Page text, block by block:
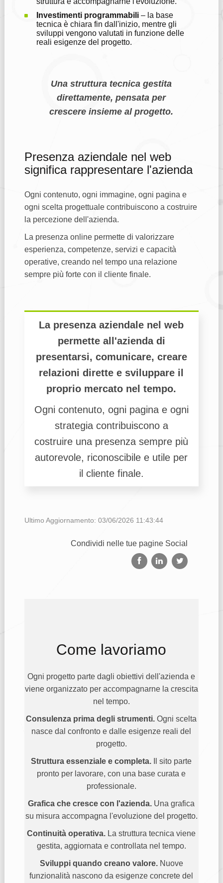
Investimenti programmabili– la base
tecnica è chiara fin dall'inizio, mentre gli
sviluppi vengono valutati in funzione delle
reali esigenze del progetto.
Una struttura tecnica gestita
direttamente, pensata per
crescere insieme al progetto.
Presenza aziendale nel web
significa rappresentare l'azienda
Ogni contenuto, ogni immagine, ogni pagina e
ogni scelta progettuale contribuiscono a costruire
la percezione dell'azienda.
La presenza online permette di valorizzare
esperienza, competenze, servizi e capacità
operative, creando nel tempo una relazione
sempre più forte con il cliente finale.
La presenza aziendale nel web
permette all'azienda di
presentarsi, comunicare, creare
relazioni dirette e sviluppare il
proprio mercato nel tempo.
Ogni contenuto, ogni pagina e ogni
strategia contribuiscono a
costruire una presenza sempre più
autorevole, riconoscibile e utile per
il cliente finale.
Ultimo Aggiornamento: 03/06/2026 11:43:44
Condividi nelle tue pagine Social
Come lavoriamo
Ogni progetto parte dagli obiettivi dell'azienda e
viene organizzato per accompagnarne la crescita
nel tempo.
Consulenza prima degli strumenti. Ogni scelta
nasce dal confronto e dalle esigenze reali del
progetto.
Struttura essenziale e completa. Il sito parte
pronto per lavorare, con una base curata e
professionale.
Grafica che cresce con l'azienda. Una grafica
su misura accompagna l'evoluzione del progetto.
Continuità operativa. La struttura tecnica viene
gestita, aggiornata e controllata nel tempo.
Sviluppi quando creano valore.Nuove
funzionalità nascono da esigenze concrete del